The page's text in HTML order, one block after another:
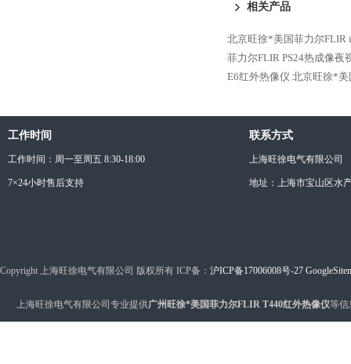
相关产品
北京旺徐*美国菲力尔FLIR
菲力尔FLIR PS24热成像夜
E6红外热像仪 北京旺徐*美
工作时间
工作时间：周一至周五 8:30-18:00
7×24小时售后支持
联系方式
上海旺徐电气有限公司
地址：上海市宝山区水
Copyright 上海旺徐电气有限公司 版权所有 ICP备： 沪ICP备17006008号-27
上海旺徐电气有限公司专业提供广州旺徐*美国菲力尔FLIR T440红外热像仪等信